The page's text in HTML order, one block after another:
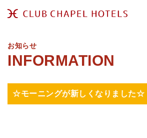
お知らせ
☆モーニングが新しくなりました☆